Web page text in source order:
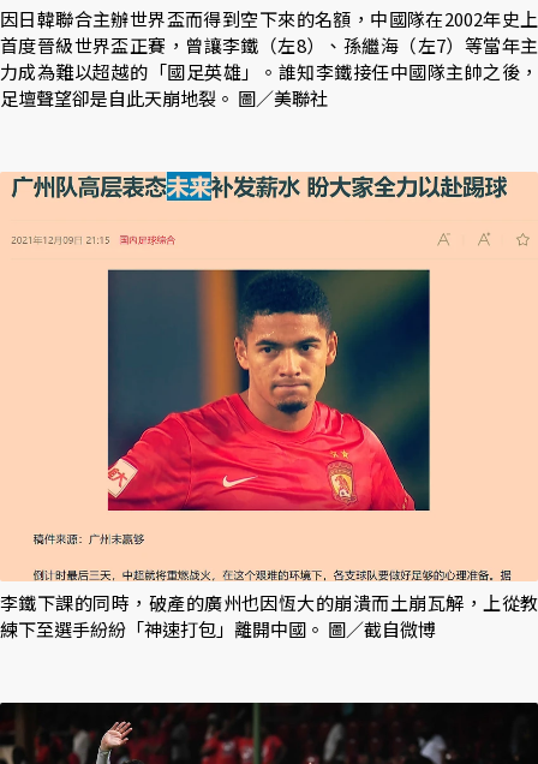
因日韓聯合主辦世界盃而得到空下來的名額，中國隊在2002年史上
首度晉級世界盃正賽，曾讓李鐵（左8）、孫繼海（左7）等當年主
力成為難以超越的「國足英雄」。誰知李鐵接任中國隊主帥之後，
足壇聲望卻是自此天崩地裂。 圖／美聯社
李鐵下課的同時，破產的廣州也因恆大的崩潰而土崩瓦解，上從教
練下至選手紛紛「神速打包」離開中國。 圖／截自微博